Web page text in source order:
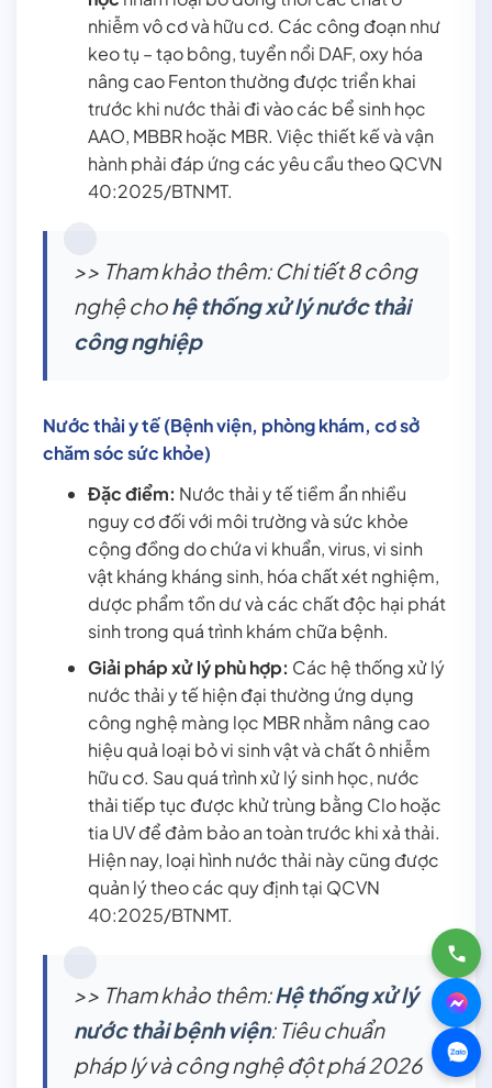
nhiễm vô cơ và hữu cơ. Các công đoạn như
keo tụ – tạo bông, tuyển nổi DAF, oxy hóa
nâng cao Fenton thường được triển khai
trước khi nước thải đi vào các bể sinh học
AAO, MBBR hoặc MBR. Việc thiết kế và vận
hành phải đáp ứng các yêu cầu theo QCVN
40:2025/BTNMT.
>> Tham khảo thêm: Chi tiết 8 công
nghệ chohệ thống xử lý nước thải
công nghiệp
Nước thải y tế (Bệnh viện, phòng khám, cơ sở
chăm sóc sức khỏe)
Đặc điểm: Nước thải y tế tiềm ẩn nhiều
nguy cơ đối với môi trường và sức khỏe
cộng đồng do chứa vi khuẩn, virus, vi sinh
vật kháng kháng sinh, hóa chất xét nghiệm,
dược phẩm tồn dư và các chất độc hại phát
sinh trong quá trình khám chữa bệnh.
Giải pháp xử lý phù hợp: Các hệ thống xử lý
nước thải y tế hiện đại thường ứng dụng
công nghệ màng lọc MBR nhằm nâng cao
hiệu quả loại bỏ vi sinh vật và chất ô nhiễm
hữu cơ. Sau quá trình xử lý sinh học, nước
thải tiếp tục được khử trùng bằng Clo hoặc
tia UV để đảm bảo an toàn trước khi xả thải.
Hiện nay, loại hình nước thải này cũng được
quản lý theo các quy định tại QCVN
40:2025/BTNMT.
>> Tham khảo thêm:Hệ thống xử lý
nước thải bệnh viện: Tiêu chuẩn
pháp lý và công nghệ đột phá 2026